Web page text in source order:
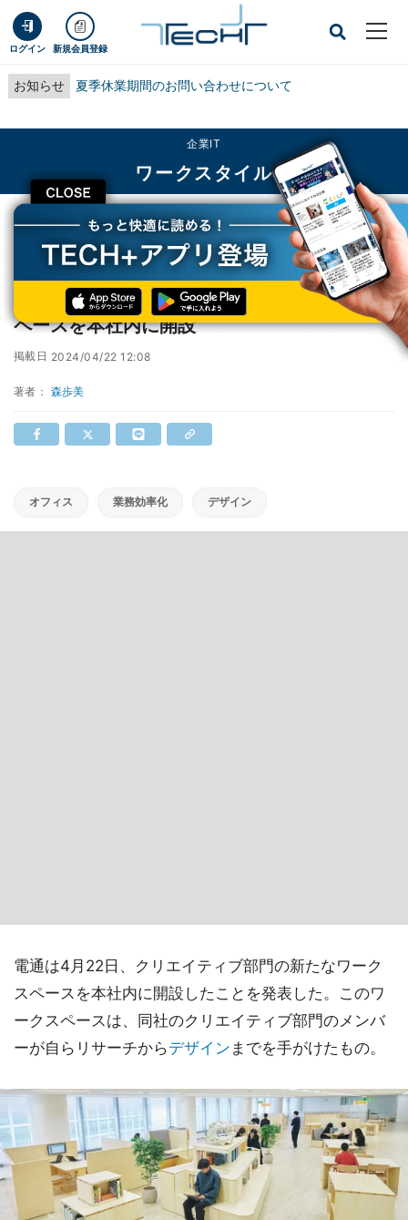
ログイン 新規会員登録
お知らせ 夏季休業期間のお問い合わせについて
CLOSE
企業IT
ワークスタイル
TECH+ 企業IT
ワークスタイル
電通、クリエイティブ部門の新たなワークスペースを本社内に開設
電通、クリエイティブ部門の新たなワークス
ペースを本社内に開設
掲載日 2024/04/22 12:08
著者： 森歩美
オフィス 業務効率化 デザイン
電通は4月22日、クリエイティブ部門の新たなワーク
スペースを本社内に開設したことを発表した。このワ
ークスペースは、同社のクリエイティブ部門のメンバ
ーが自らリサーチからデザイン までを手がけたもの。